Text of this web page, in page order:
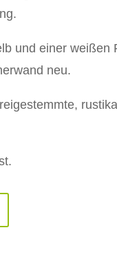
und einer weißen
neu.